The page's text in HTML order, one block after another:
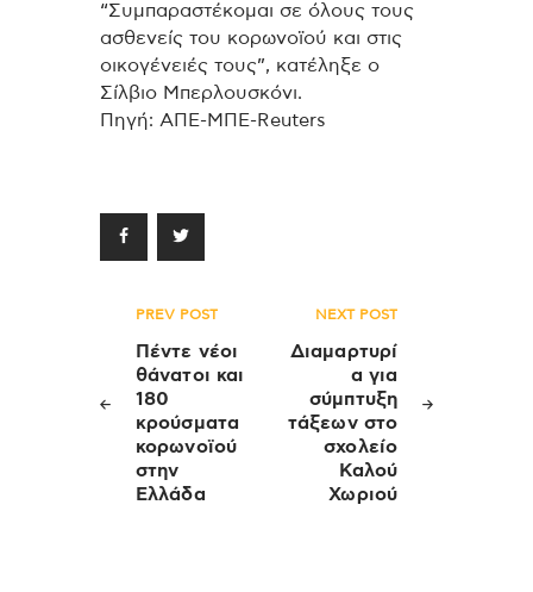
“Συμπαραστέκομαι σε όλους τους
ασθενείς του κορωνοϊού και στις
οικογένειές τους”, κατέληξε ο
Σίλβιο Μπερλουσκόνι.
Πηγή: ΑΠΕ-ΜΠΕ-Reuters
Πλοήγηση
άρθρων
PREV POST
Πέντε νέοι
θάνατοι και
180
κρούσματα
κορωνοϊού
στην
Ελλάδα
NEXT POST
Διαμαρτυρί
α για
σύμπτυξη
τάξεων στο
σχολείο
Καλού
Χωριού